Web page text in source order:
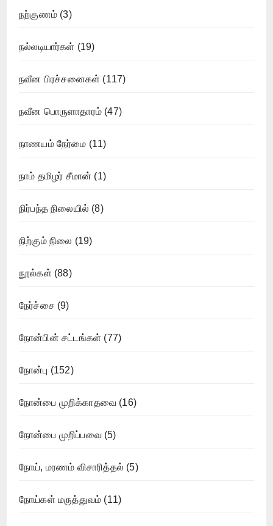
நற்குணம் (3)
நல்லடியார்கள் (19)
நவீன பிரச்சனைகள் (117)
நவீன பொருளாதாரம் (47)
நாணயம் நேர்மை (11)
நாம் தமிழர் சீமான் (1)
நிர்பந்த நிலையில் (8)
நிற்கும் நிலை (19)
நூல்கள் (88)
நேர்ச்சை (9)
நோன்பின் சட்டங்கள் (77)
நோன்பு (152)
நோன்பை முறிக்காதவை (16)
நோன்பை முறிப்பவை(5)
நோய், மரணம் விசாரித்தல் (5)
நோய்கள் மருத்துவம் (11)